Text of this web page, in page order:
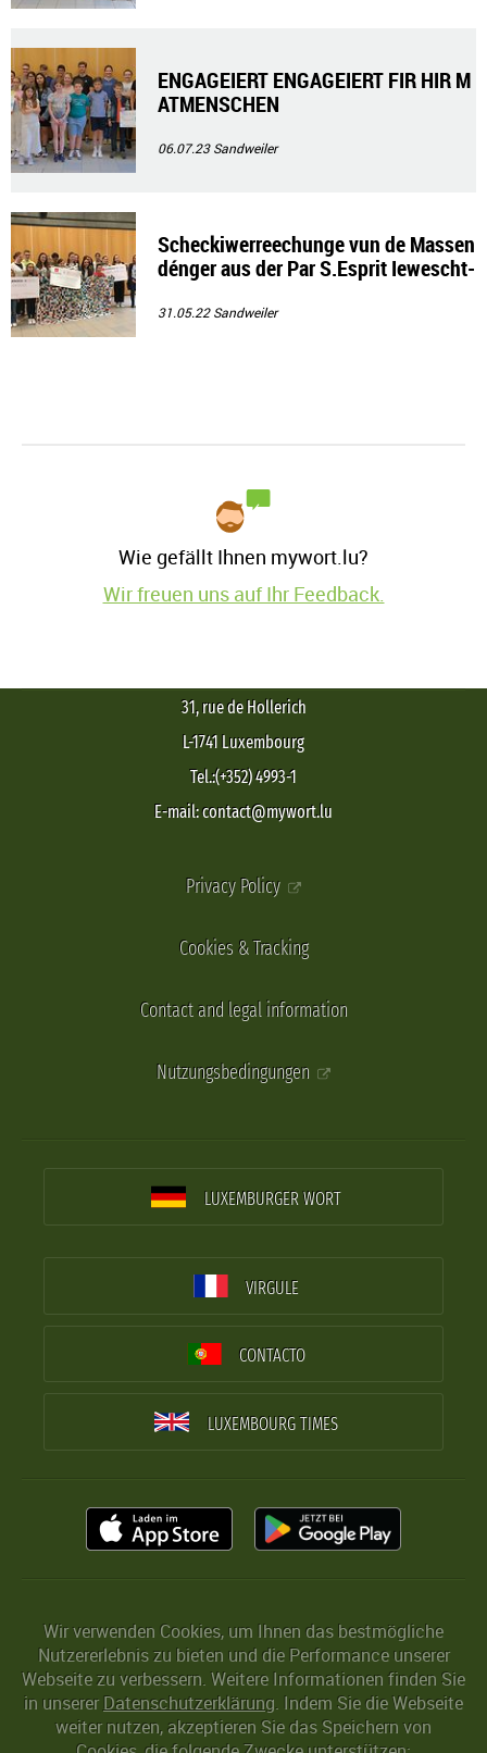
ENGAGEIERT ENGAGEIERT FIR HIR M
ATMENSCHEN
06.07.23Sandweiler
Scheckiwerreechunge vun de Massen
dénger aus der Par S.Esprit Iewescht-
31.05.22Sandweiler
Wie gefällt Ihnen mywort.lu?
Wir freuen uns auf Ihr Feedback.
31, rue de Hollerich
L-1741 Luxembourg
Tel.:(+352) 4993-1
E-mail: contact@mywort.lu
Privacy Policy
Cookies & Tracking
Contact and legal information
Nutzungsbedingungen
LUXEMBURGER WORT
VIRGULE
CONTACTO
LUXEMBOURG TIMES
Wir verwenden Cookies, um Ihnen das bestmögliche
Nutzererlebnis zu bieten und die Performance unserer
Webseite zu verbessern. Weitere Informationen finden Sie
in unserer Datenschutzerklärung. Indem Sie die Webseite
weiter nutzen, akzeptieren Sie das Speichern von